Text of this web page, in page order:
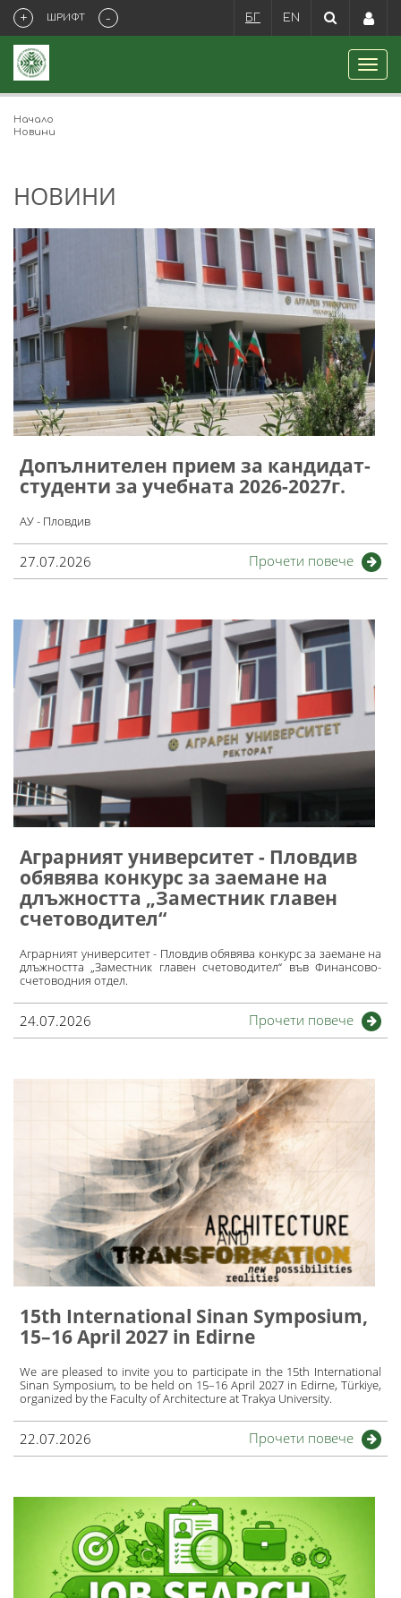
+ ШРИФТ - БГ EN
Начало
Новини
НОВИНИ
Допълнителен прием за кандидат-
студенти за учебната 2026-2027г.
АУ - Пловдив
27.07.2026 Прочети повече
​Аграрният университет - Пловдив
обявява конкурс за заемане на
длъжността „Заместник главен
счетоводител“
Аграрният университет - Пловдив обявява конкурс за заемане на
длъжността „Заместник главен счетоводител“ във Финансово-
счетоводния отдел.
24.07.2026 Прочети повече
15th International Sinan Symposium,
15–16 April 2027 in Edirne
We are pleased to invite you to participate in the 15th International
Sinan Symposium, to be held on 15–16 April 2027 in Edirne, Türkiye,
organized by the Faculty of Architecture at Trakya University.
22.07.2026 Прочети повече